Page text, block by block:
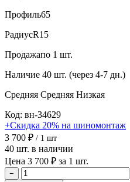
Профиль65
РадиусR15
Продажапо 1 шт.
Наличие 40 шт. (через 4-7 дн.)
Средняя Средняя Низкая
Код: вн-34629
+Скидка 20% на шиномонтаж
3 700 ₽ / 1 шт
40 шт. в наличии
Цена 3 700 ₽ за 1 шт.
−